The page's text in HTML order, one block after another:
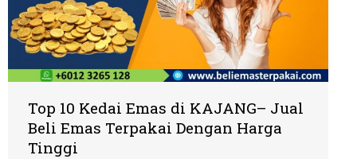
Top 10 Kedai Emas di KAJANG– Jual
Beli Emas Terpakai Dengan Harga
Tinggi